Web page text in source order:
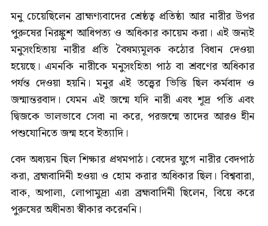
মনু চেয়েছিলেন ব্রাহ্মণ্যবাদের শ্রেষ্ঠত্ব প্রতিষ্ঠা আর নারীর উপর
পুরুষের নিরঙ্কুশ আধিপত্য ও অধিকার কায়েম করা। এই জন্যই
মনুসংহিতায় নারীর প্রতি বৈষম্যমূলক কঠোর বিধান দেওয়া
হয়েছে। এমনকি নারীকে মনুসংহিতা পাঠ বা শ্রবণের অধিকার
পর্যন্ত দেওয়া হয়নি। মনুর এই তত্ত্বের ভিত্তি ছিল কর্মবাদ ও
জন্মান্তরবাদ। যেমন এই জন্মে যদি নারী এবং শূদ্র পতি এবং
দ্বিজকে ভালভাবে সেবা না করে, পরজন্মে তাদের আরও হীন
পশুযোনিতে জন্ম হবে ইত্যাদি।
বেদ অধ্যয়ন ছিল শিক্ষার প্রথমপাঠ। বেদের যুগে নারীর বেদপাঠ
করা, ব্রহ্মবাদিনী হওয়া ও হোম করার অধিকার ছিল। বিশ্ববারা,
বাক, অপালা, লোপামুদ্রা এরা ব্রহ্মবাদিনী ছিলেন, বিয়ে করে
পুরুষের অধীনতা স্বীকার করেননি।